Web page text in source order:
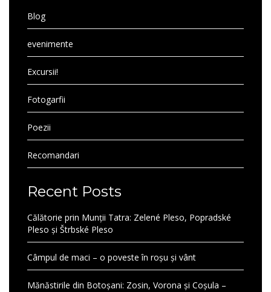
Blog
evenimente
Excursii!
Fotogarfii
Poezii
Recomandari
Recent Posts
Călătorie prin Munții Tatra: Zelené Pleso, Popradské
Pleso și Štrbské Pleso
Câmpul de maci – o poveste în roșu și vânt
Mănăstirile din Botoșani: Zosin, Vorona și Coșula –